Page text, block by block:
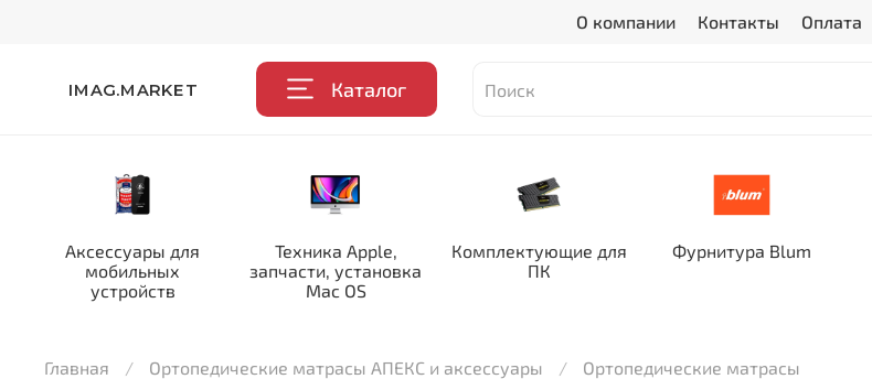
О компании Контакты Оплата
IMAG.MARKET Каталог
Аксессуары для
мобильных
устройств
Техника Apple,
запчасти, установка
Mac OS
Комплектующие для
ПК
Фурнитура Blum
Главная Ортопедические матрасы АПЕКС и аксессуары Ортопедические матрасы